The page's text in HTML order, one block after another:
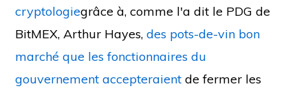
cryptologiegrâce à, comme l'a dit le PDG de
BitMEX, Arthur Hayes,des pots-de-vin bon
marché que les fonctionnaires du
gouvernement accepteraient de fermer les